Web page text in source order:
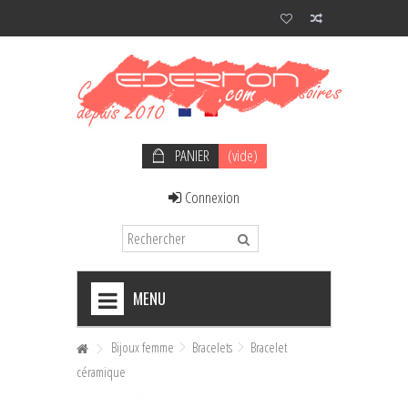
PANIER
(vide)
Connexion
MENU
NOEUDS PAPILLON HOMME
NOEUDS PAPILLON FEMME
Bijoux femme Bracelets
Bracelet
céramique